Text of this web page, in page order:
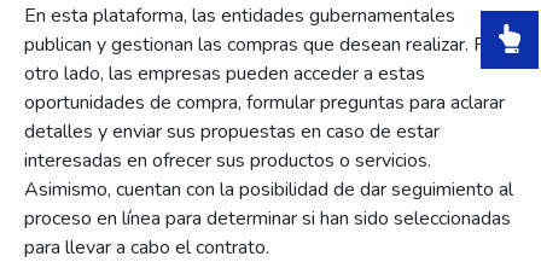
En esta plataforma, las entidades gubernamentales
publican y gestionan las compras que desean realizar. Por
otro lado, las empresas pueden acceder a estas
oportunidades de compra, formular preguntas para aclarar
detalles y enviar sus propuestas en caso de estar
interesadas en ofrecer sus productos o servicios.
Asimismo, cuentan con la posibilidad de dar seguimiento al
proceso en línea para determinar si han sido seleccionadas
para llevar a cabo el contrato.